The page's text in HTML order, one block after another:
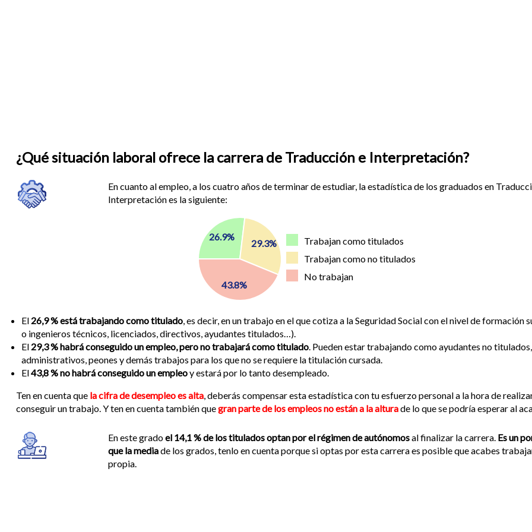
¿Qué situación laboral ofrece la carrera de Traducción e Interpretación?
En cuanto al empleo, a los cuatro años de terminar de estudiar, la estadística de los graduados en
Interpretación es la siguiente:
Trabajan como titulados
Trabajan como no titulados
No trabajan
26.9%
29.3%
43.8%
El 26,9 % está trabajando como titulado, es decir, en un trabajo en el que cotiza a la Seguridad Social con el nivel de formación
o ingenieros técnicos, licenciados, directivos, ayudantes titulados…).
El 29,3 % habrá conseguido un empleo, pero no trabajará como titulado. Pueden estar trabajando como ayudantes no
administrativos, peones y demás trabajos para los que no se requiere la titulación cursada.
El43,8 % no habrá conseguido un empleoy estará por lo tanto desempleado.
Ten en cuenta que la cifra de desempleo es alta, deberás compensar esta estadística con tu esfuerzo personal a la hora de
conseguir un trabajo. Y ten en cuenta también quegran parte de los empleos no están a la alturade lo que se podría esperar al
En este gradoel 14,1 % de los titulados optan por el régimen de autónomosal finalizar la carrera. Es un
que la mediade los grados, tenlo en cuenta porque si optas por esta carrera es posible que acabes
propia.